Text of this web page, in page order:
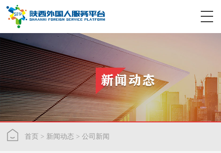
首页 > 新闻动态 >公司新闻